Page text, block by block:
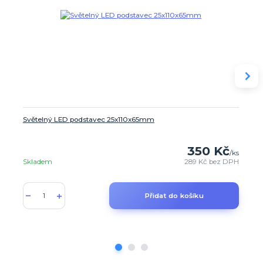
Světelný LED podstavec 25x110x65mm
350 Kč/ks
289 Kč bez DPH
Skladem
Přidat do košíku